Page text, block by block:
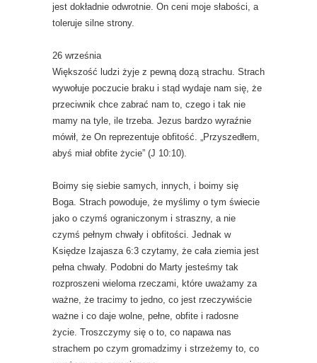
jest dokładnie odwrotnie. On ceni moje słabości, a
toleruje silne strony.
26 września
Większość ludzi żyje z pewną dozą strachu. Strach
wywołuje poczucie braku i stąd wydaje nam się, że
przeciwnik chce zabrać nam to, czego i tak nie
mamy na tyle, ile trzeba. Jezus bardzo wyraźnie
mówił, że On reprezentuje obfitość. „Przyszedłem,
abyś miał obfite życie” (J 10:10).
Boimy się siebie samych, innych, i boimy się
Boga. Strach powoduje, że myślimy o tym świecie
jako o czymś ograniczonym i straszny, a nie
czymś pełnym chwały i obfitości. Jednak w
Księdze Izajasza 6:3 czytamy, że cała ziemia jest
pełna chwały. Podobni do Marty jesteśmy tak
rozproszeni wieloma rzeczami, które uważamy za
ważne, że tracimy to jedno, co jest rzeczywiście
ważne i co daje wolne, pełne, obfite i radosne
życie. Troszczymy się o to, co napawa nas
strachem po czym gromadzimy i strzeżemy to, co